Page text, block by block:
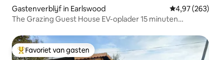
Gastenverblijf in Earlswood Gemiddelde
4,97 (263)
The Grazing Guest House EV-oplader 15 minuten
Topfavoriet van gasten
Favoriet van gasten